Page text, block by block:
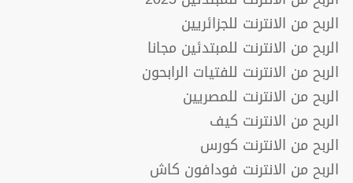
الربح من الانترنت للجزائريين
الربح من الانترنت للمبتدئين مجانا
الربح من الانترنت للفتيات الرابحون
الربح من الانترنت للمصريين
الربح من الانترنت كيف
الربح من الانترنت كورس
الربح من الانترنت فودافون كاش